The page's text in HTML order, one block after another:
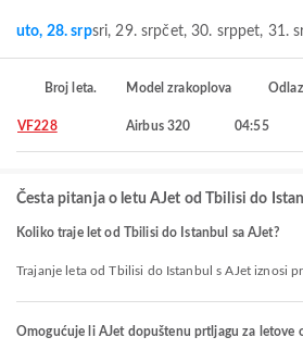
uto, 28. srpsri, 29. srpčet, 30. srppet, 31.
Broj leta. Model zrakoplova
VF228 Airbus 320 04:55
Česta pitanja o letu AJet od Tbilisi do
Koliko traje let od Tbilisi do Istanbul sa AJet?
Trajanje leta od Tbilisi do Istanbul s AJet iznosi
Omogućuje li AJet dopuštenu prtljagu za letove